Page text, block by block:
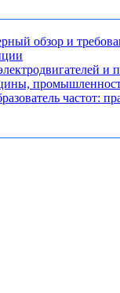
обзор и
и
частот: